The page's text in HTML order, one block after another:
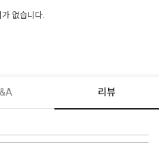
없습니다.
리뷰